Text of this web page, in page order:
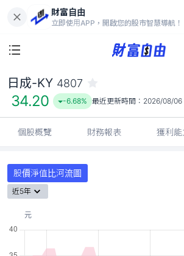
財富自由
立即使用APP，開啟您的股市智慧導航！
34.20
-6.68%
日成-KY 4807
34.20 -6.68% 最近更新時間： 2026/08/06
個股概覽 財務報表 獲利能
股價淨值比河流圖
近5年